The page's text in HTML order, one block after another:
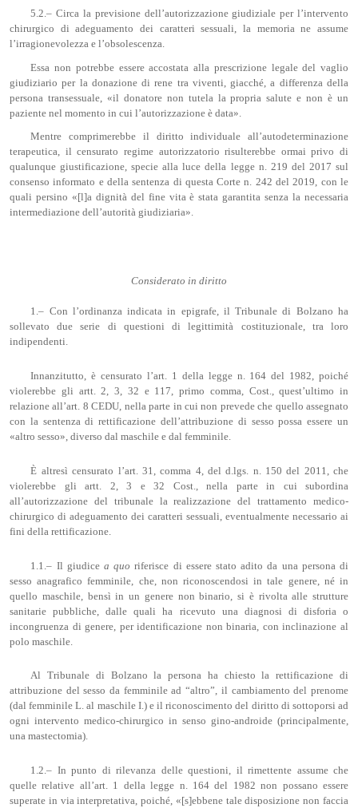
5.2.– Circa la previsione dell’autorizzazione giudiziale per l’intervento
chirurgico di adeguamento dei caratteri sessuali, la memoria ne assume
l’irragionevolezza e l’obsolescenza.
Essa non potrebbe essere accostata alla prescrizione legale del vaglio
giudiziario per la donazione di rene tra viventi, giacché, a differenza della
persona transessuale, «il donatore non tutela la propria salute e non è un
paziente nel momento in cui l’autorizzazione è data».
Mentre comprimerebbe il diritto individuale all’autodeterminazione
terapeutica, il censurato regime autorizzatorio risulterebbe ormai privo di
qualunque giustificazione, specie alla luce della legge n. 219 del 2017 sul
consenso informato e della sentenza di questa Corte n. 242 del 2019, con le
quali persino «[l]a dignità del fine vita è stata garantita senza la necessaria
intermediazione dell’autorità giudiziaria».
Considerato in diritto
1.– Con l’ordinanza indicata in epigrafe, il Tribunale di Bolzano ha
sollevato due serie di questioni di legittimità costituzionale, tra loro
indipendenti.
Innanzitutto, è censurato l’art. 1 della legge n. 164 del 1982, poiché
violerebbe gli artt. 2, 3, 32 e 117, primo comma, Cost., quest’ultimo in
relazione all’art. 8 CEDU, nella parte in cui non prevede che quello assegnato
con la sentenza di rettificazione dell’attribuzione di sesso possa essere un
«altro sesso», diverso dal maschile e dal femminile.
È altresì censurato l’art. 31, comma 4, del d.lgs. n. 150 del 2011, che
violerebbe gli artt. 2, 3 e 32 Cost., nella parte in cui subordina
all’autorizzazione del tribunale la realizzazione del trattamento medico-
chirurgico di adeguamento dei caratteri sessuali, eventualmente necessario ai
fini della rettificazione.
1.1.– Il giudicea quo riferisce di essere stato adito da una persona di
sesso anagrafico femminile, che, non riconoscendosi in tale genere, né in
quello maschile, bensì in un genere non binario, si è rivolta alle strutture
sanitarie pubbliche, dalle quali ha ricevuto una diagnosi di disforia o
incongruenza di genere, per identificazione non binaria, con inclinazione al
polo maschile.
Al Tribunale di Bolzano la persona ha chiesto la rettificazione di
attribuzione del sesso da femminile ad “altro”, il cambiamento del prenome
(dal femminile L. al maschile I.) e il riconoscimento del diritto di sottoporsi ad
ogni intervento medico-chirurgico in senso gino-androide (principalmente,
una mastectomia).
1.2.– In punto di rilevanza delle questioni, il rimettente assume che
quelle relative all’art. 1 della legge n. 164 del 1982 non possano essere
superate in via interpretativa, poiché, «[s]ebbene tale disposizione non faccia